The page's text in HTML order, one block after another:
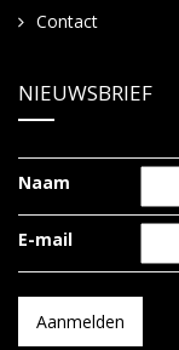
Contact
NIEUWSBRIEF
Naam
E-mail